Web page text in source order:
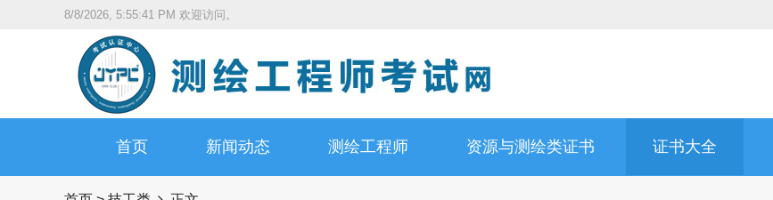
8/8/2026, 5:55:42 PM 欢迎访问。
首页 新闻动态 测绘工程师 资源与测绘类证书 证书大全